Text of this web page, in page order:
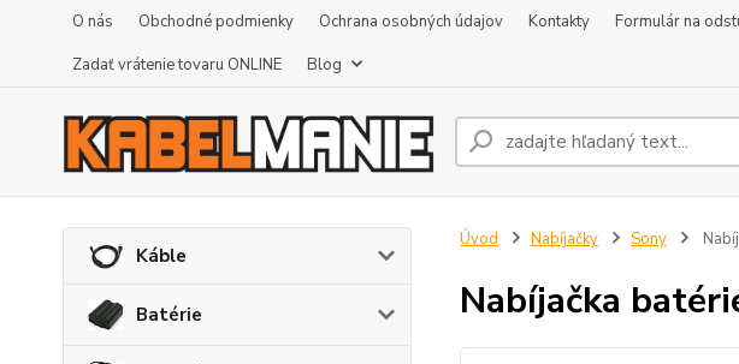
O nás Obchodné podmienky Ochrana osobných údajov Kontakty Formulár na
Zadať vrátenie tovaru ONLINE
Blog
Káble
Batérie
Úvod Nabíjačky Sony
Nabíjačka